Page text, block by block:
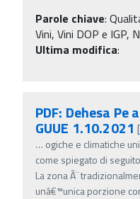
Parole chiave:
Vini, Vini DOP e IGP,
Ultima modifica:
PDF: Dehesa Pe
GUUE 1.10.2021
… ogiche e climatiche
come spiegato di
La zona Ã¨
unâ€™unica porzione